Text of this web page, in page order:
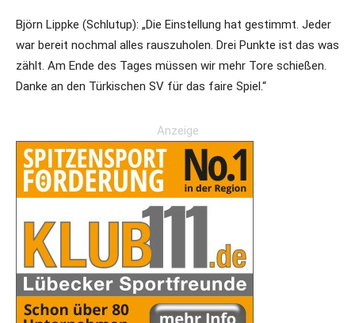
Björn Lippke (Schlutup): „Die Einstellung hat gestimmt. Jeder
war bereit nochmal alles rauszuholen. Drei Punkte ist das was
zählt. Am Ende des Tages müssen wir mehr Tore schießen.
Danke an den Türkischen SV für das faire Spiel.“
Anzeige